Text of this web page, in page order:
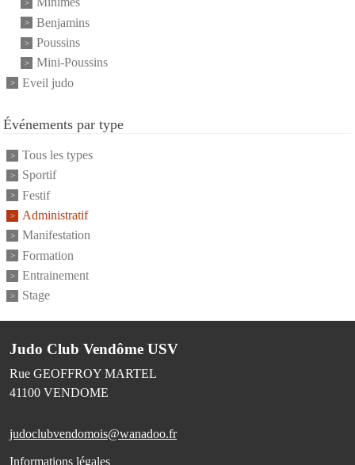
Benjamins
Poussins
Mini-Poussins
Eveil judo
Événements par type
Tous les types
Sportif
Festif
Administratif
Manifestation
Formation
Entrainement
Stage
Judo Club Vendôme USV
Rue GEOFFROY MARTEL
41100 VENDOME
judoclubvendomois@wanadoo.fr
Informations légales